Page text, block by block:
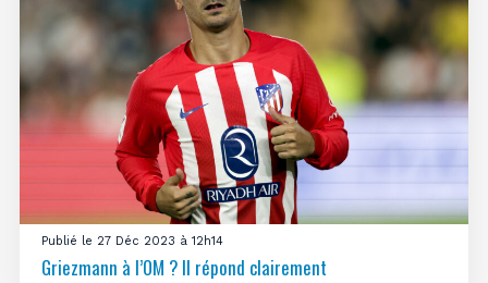
Publié le 27 Déc 2023 à 12h14
Griezmann à l’OM ? Il répond clairement